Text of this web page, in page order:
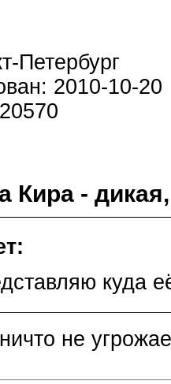
Петербург
2010-10-20
Кира -
куда
не